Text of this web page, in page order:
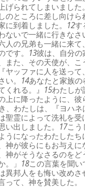
げられてしまいました。
のところに差し向け
に到着しました。 12す
ないで一緒に行きなさ
人の兄弟も一緒に来
です。 13彼は、自分
また、その天使が、こ
ヤッファに人を送って
。 14あなたと家族
くれる。』 15わたしが
上に降ったように、
、わたしは、『ヨハ
聖霊によって洗礼を受
い出しました。 17こう
うになったわたした
神が彼らにもお与えに
神がそうなさるのを
。」 18この言葉を聞い
異邦人をも悔い改め
って、神を賛美した。